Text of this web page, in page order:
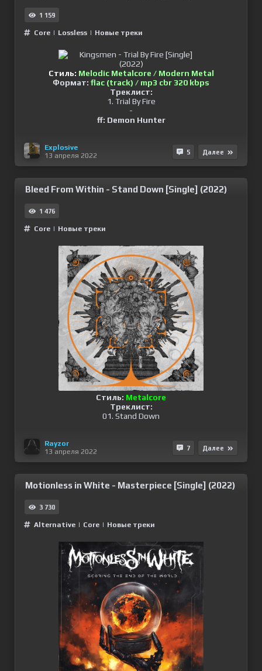
1 159
Сore | Lossless | Новые треки
Стиль: Melodic Metalcore / Modern Metal
Формат: flac (track) / mp3 cbr 320 kbps
Треклист:
1. Trial By Fire
-
ff: Demon Hunter
Explosive
13 апреля 2022
5 Далее
Bleed From Within - Stand Down [Single] (2022)
1 476
Сore | Новые треки
Стиль: Metalcore
Треклист:
01. Stand Down
Rayzor
13 апреля 2022
7 Далее
Motionless in White - Masterpiece [Single] (2022)
3 730
Alternative | Сore | Новые треки